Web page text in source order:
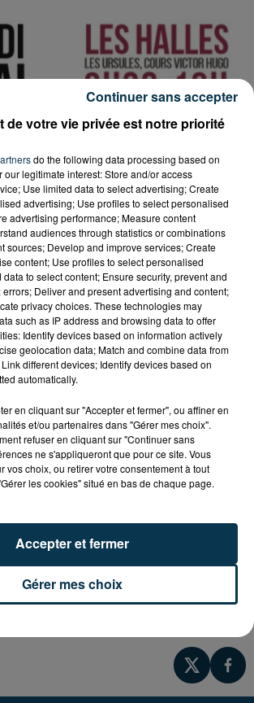
Payant
insde St-Etienne aura lieu aux Halles
Hugo (à côté du parking des
25 mai 2019 de 9H30 à 19H.
présents
au prix direct propriété
saucisson à la truffe...
de votre vie privée est notre priorité
do the following data processing based on
our legitimate interest: Store and/or access
Use limited data to select advertising; Create
advertising; Use profiles to select personalised
advertising performance; Measure content
audiences through statistics or combinations
sources; Develop and improve services; Create
content; Use profiles to select personalised
to select content; Ensure security, prevent and
errors; Deliver and present advertising and content;
privacy choices. These technologies may
such as IP address and browsing data to offer
Identify devices based on information actively
geolocation data; Match and combine data from
different devices; Identify devices based on
automatically.
en cliquant sur "Accepter et fermer", ou affiner en
et/ou partenaires dans "Gérer mes choix".
refuser en cliquant sur "Continuer sans
ne s'appliqueront que pour ce site. Vous
vos choix, ou retirer votre consentement à tout
les cookies" situé en bas de chaque page.
Gérer mes choix
Accepter et fermer
Continuer sans accepter